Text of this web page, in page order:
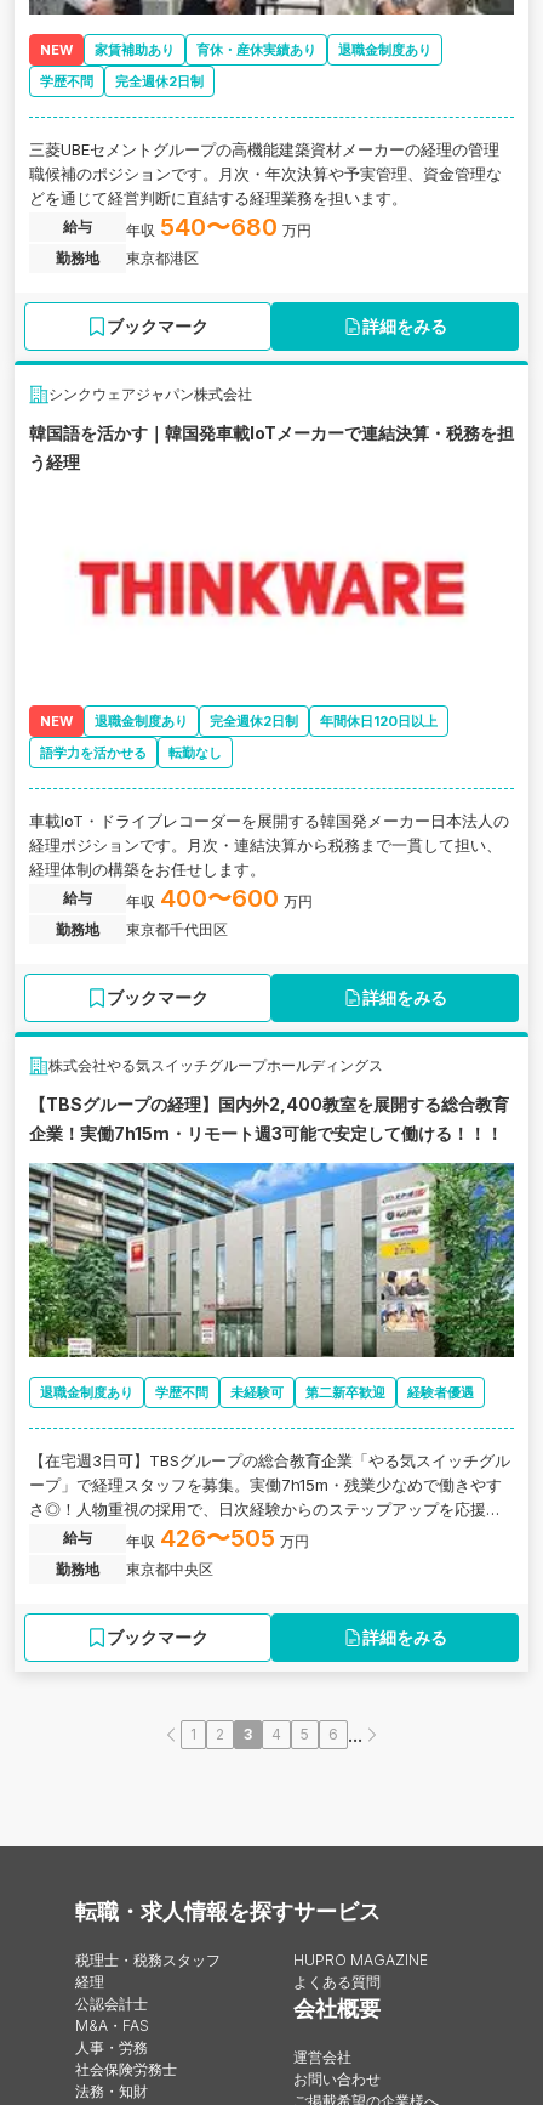
NEW 家賃補助あり 育休・産休実績あり
退職金制度あり
学歴不問
完全週休2日制
三菱UBEセメントグループの高機能建築資材メーカーの経理の管理
職候補のポジションです。月次・年次決算や予実管理、資金管理な
どを通じて経営判断に直結する経理業務を担います。
給与 年収 540〜680 万円
勤務地
東京都港区
ブックマーク 詳細をみる
シンクウェアジャパン株式会社
韓国語を活かす｜韓国発車載IoTメーカーで連結決算・税務を担
う経理
NEW 退職金制度あり 完全週休2日制
年間休日120日以上
語学力を活かせる
転勤なし
車載IoT・ドライブレコーダーを展開する韓国発メーカー日本法人の
経理ポジションです。月次・連結決算から税務まで一貫して担い、
経理体制の構築をお任せします。
給与 年収 400〜600 万円
勤務地
東京都千代田区
ブックマーク 詳細をみる
株式会社やる気スイッチグループホールディングス
【TBSグループの経理】国内外2,400教室を展開する総合教育
企業！実働7h15m・リモート週3可能で安定して働ける！！！
退職金制度あり 学歴不問 未経験可 第二新卒歓迎 経験者優遇
【在宅週3日可】TBSグループの総合教育企業「やる気スイッチグル
ープ」で経理スタッフを募集。実働7h15m・残業少なめで働きやす
さ◎！人物重視の採用で、日次経験からのステップアップを応援し
ます。給与 年収 426〜505 万円
勤務地
東京都中央区
ブックマーク 詳細をみる
1 2 3 4 5 6 ...
転職・求人情報を探す
税理士・税務スタッフ
経理
公認会計士
M&A・FAS
人事・労務
社会保険労務士
法務・知財
サービス
HUPRO MAGAZINE
よくある質問
会社概要
運営会社
お問い合わせ
ご掲載希望の企業様へ